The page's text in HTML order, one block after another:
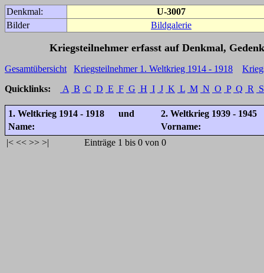
Denkmal:
U-3007
Bilder
Bildgalerie
Kriegsteilnehmer erfasst auf Denkmal,
Gesamtübersicht Kriegsteilnehmer 1. Weltkrieg 1914 - 1918
Quicklinks:
A B C D E F G H I J K L M N O P Q R S
1. Weltkrieg 1914 - 1918 und
2. Weltkrieg 1939 - 1945
Name:
Vorname:
|< << >> >| Einträge 1 bis 0 von 0